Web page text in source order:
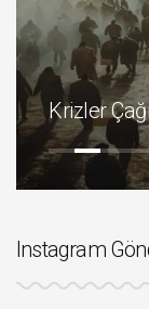
Krizler
Instagram